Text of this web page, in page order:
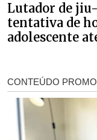
Lutador de
tentativa de
adolescente